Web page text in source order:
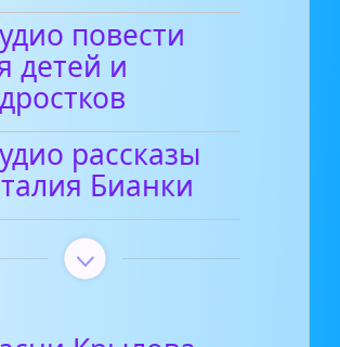
повести
детей и
рассказы
Бианки